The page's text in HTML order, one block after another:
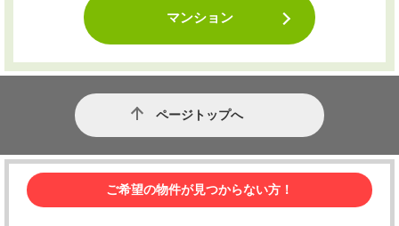
マンション
ページトップへ
ご希望の物件が見つからない方！